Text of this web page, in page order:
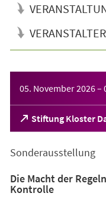
VERANSTALTER
05. November 2026–
Stiftung Kloster
(Öffnet
in
neuen
Sonderausstellung
Die Macht der
Kontrolle